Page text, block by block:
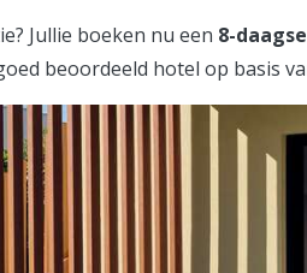
Jullie boeken nu een 8-daagse
beoordeeld hotel op basis